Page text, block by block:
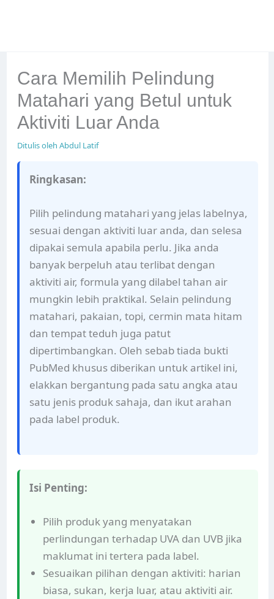
Cara Memilih Pelindung
Matahari yang Betul untuk
Aktiviti Luar Anda
Ditulis oleh Abdul Latif
Ringkasan:
Pilih pelindung matahari yang jelas labelnya,
sesuai dengan aktiviti luar anda, dan selesa
dipakai semula apabila perlu. Jika anda
banyak berpeluh atau terlibat dengan
aktiviti air, formula yang dilabel tahan air
mungkin lebih praktikal. Selain pelindung
matahari, pakaian, topi, cermin mata hitam
dan tempat teduh juga patut
dipertimbangkan. Oleh sebab tiada bukti
PubMed khusus diberikan untuk artikel ini,
elakkan bergantung pada satu angka atau
satu jenis produk sahaja, dan ikut arahan
pada label produk.
Isi Penting:
Pilih produk yang menyatakan
perlindungan terhadap UVA dan UVB jika
maklumat ini tertera pada label.
Sesuaikan pilihan dengan aktiviti: harian
biasa, sukan, kerja luar, atau aktiviti air.